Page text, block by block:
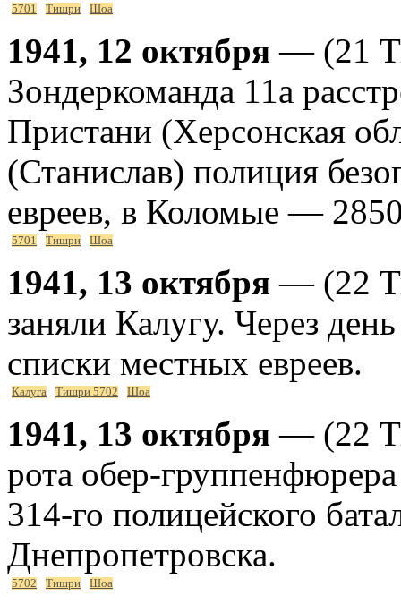
5701 Тишри Шоа
1941, 12 октября — (21
Зондеркоманда 11а
Пристани (Херсонская
(Станислав) полиция
евреев, в Коломые —
5701 Тишри Шоа
1941, 13 октября — (22
заняли Калугу. Через
списки местных евреев.
Калуга Тишри 5702 Шоа
1941, 13 октября — (22
рота обер-
314-го полицейского
Днепропетровска.
5702 Тишри Шоа